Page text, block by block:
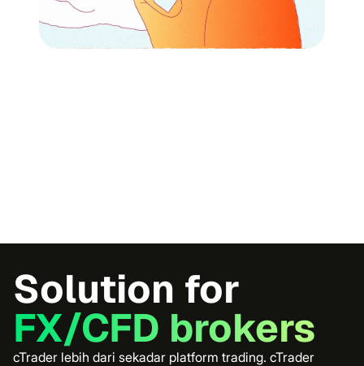
Solution for
FX/CFD brokers
cTrader lebih dari sekadar platform trading. cTrader